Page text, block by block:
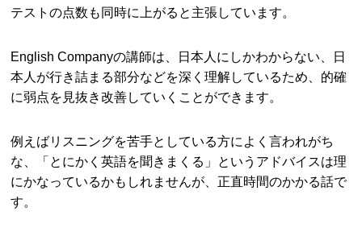
テストの点数も同時に上がると主張しています。
English Companyの講師は、日本人にしかわからない、日
本人が行き詰まる部分などを深く理解しているため、的確
に弱点を見抜き改善していくことができます。
例えばリスニングを苦手としている方によく言われがち
な、「とにかく英語を聞きまくる」というアドバイスは理
にかなっているかもしれませんが、正直時間のかかる話で
す。